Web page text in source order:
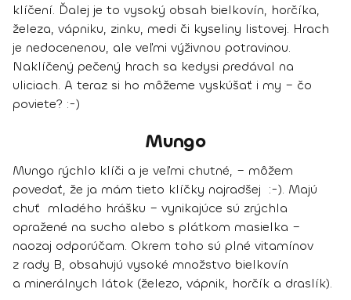
klíčení. Ďalej je to vysoký obsah bielkovín, horčíka,
železa, vápniku, zinku, medi či kyseliny listovej. Hrach
je nedocenenou, ale veľmi výživnou potravinou.
Naklíčený pečený hrach sa kedysi predával na
uliciach. A teraz si ho môžeme vyskúšať i my – čo
poviete? :-)
Mungo
Mungo rýchlo klíči a je veľmi chutné, – môžem
povedať, že ja mám tieto klíčky najradšej :-). Majú
chuť mladého hrášku – vynikajúce sú zrýchla
opražené na sucho alebo s plátkom masielka –
naozaj odporúčam. Okrem toho sú plné vitamínov
z rady B, obsahujú vysoké množstvo bielkovín
a minerálnych látok (železo, vápnik, horčík a draslík).